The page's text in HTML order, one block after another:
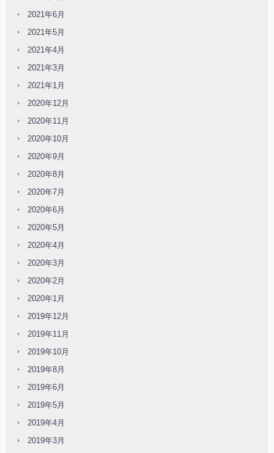
2021年6月
2021年5月
2021年4月
2021年3月
2021年1月
2020年12月
2020年11月
2020年10月
2020年9月
2020年8月
2020年7月
2020年6月
2020年5月
2020年4月
2020年3月
2020年2月
2020年1月
2019年12月
2019年11月
2019年10月
2019年8月
2019年6月
2019年5月
2019年4月
2019年3月